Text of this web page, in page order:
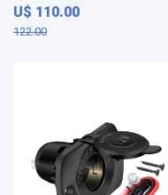
LiFePO4 - 3.2V
U$ 110.00
122.00